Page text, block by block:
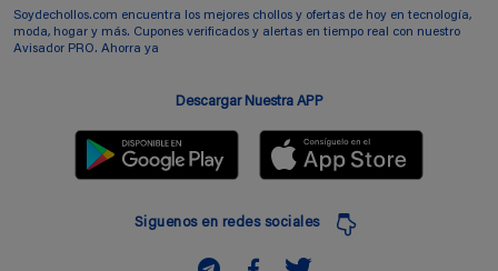
Soydechollos.com encuentra los mejores chollos y ofertas de hoy en tecnología,
moda, hogar y más. Cupones verificados y alertas en tiempo real con nuestro
Avisador PRO. Ahorra ya
Descargar Nuestra APP
Siguenos en redes sociales